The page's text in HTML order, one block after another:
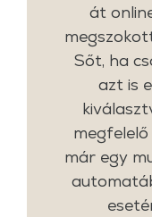
át
Sőt, ha
azt is
már egy